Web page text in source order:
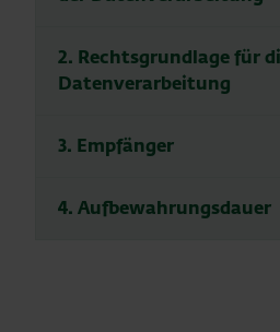
2. Rechtsgrundlage für
Datenverarbeitung
3. Empfänger
4. Aufbewahrungsdauer